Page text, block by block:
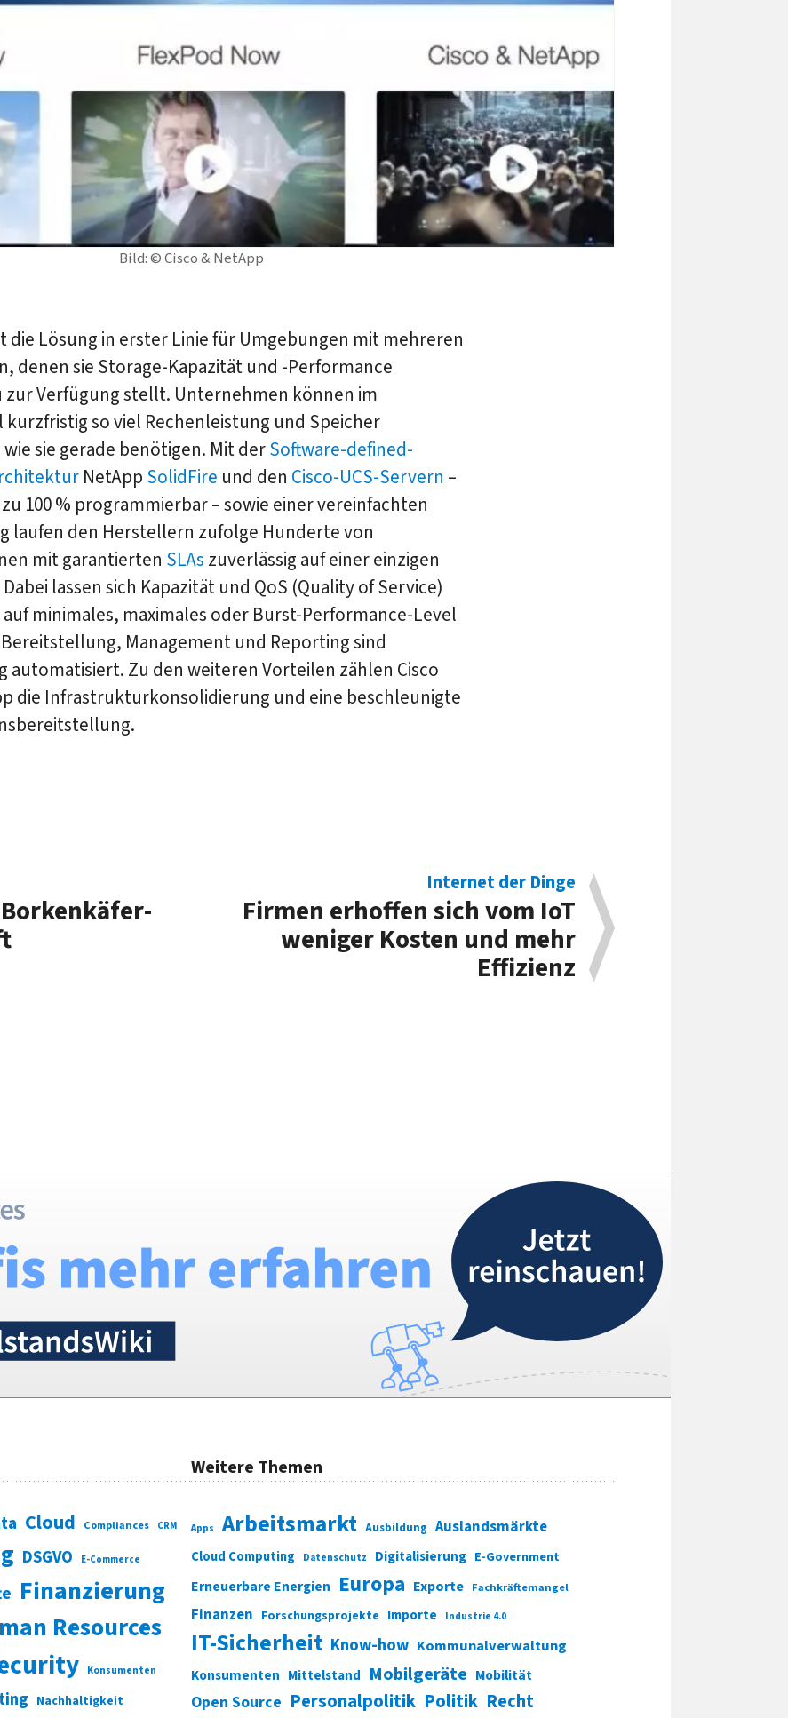
Bild: © Cisco & NetApp
die Lösung in erster Linie für Umgebungen mit mehreren
denen sie Storage-Kapazität und -Performance
zur Verfügung stellt. Unternehmen können im
kurzfristig so viel Rechenleistung und Speicher
sie gerade benötigen. Mit derSoftware-defined-
NetApp SolidFire und den Cisco-UCS-Servern –
100 % programmierbar – sowie einer vereinfachten
laufen den Herstellern zufolge Hunderte von
mit garantierten SLAs zuverlässig auf einer einzigen
lassen sich Kapazität und QoS (Quality of Service)
minimales, maximales oder Burst-Performance-Level
Management und Reporting sind
automatisiert. Zu den weiteren Vorteilen zählen Cisco
die Infrastrukturkonsolidierung und eine beschleunigte
Internet der Dinge
Firmen erhoffen sich vom IoT
weniger Kosten und mehr
Effizienz
Cloud Compliances CRM
DSGVO E-Commerce
Finanzierung
Resources
Konsumenten
Nachhaltigkeit
Weitere Themen
Apps Arbeitsmarkt Ausbildung Auslandsmärkte
Cloud Computing Datenschutz Digitalisierung E-Government
Erneuerbare Energien Europa Exporte Fachkräftemangel
Finanzen Forschungsprojekte Importe Industrie 4.0
IT-Sicherheit Know-how Kommunalverwaltung
Konsumenten Mittelstand Mobilgeräte Mobilität
Open Source Personalpolitik Politik Recht